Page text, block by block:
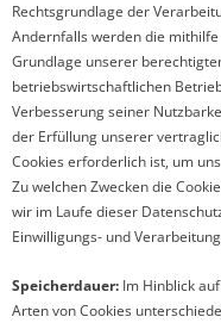
Rechtsgrundlage der
Andernfalls werden die
Grundlage unserer
betriebswirtschaftlichen
Verbesserung seiner
der Erfüllung unserer
Cookies erforderlich ist, um
Zu welchen Zwecken die
wir im Laufe dieser
Einwilligungs- und
Speicherdauer: Im Hinblick
Arten von Cookies